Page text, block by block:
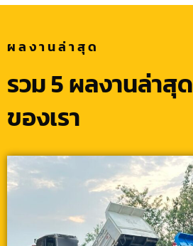
ผลงานล่าสุด
รวม 5 ผลงานล่าสุด
ของเรา